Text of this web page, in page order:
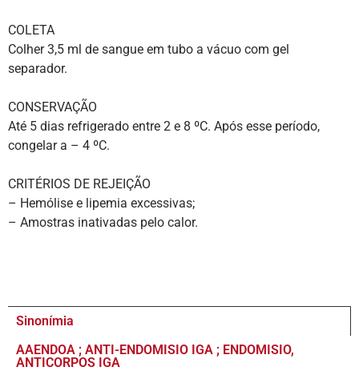
COLETA
Colher 3,5 ml de sangue em tubo a vácuo com gel
separador.
CONSERVAÇÃO
Até 5 dias refrigerado entre 2 e 8 ºC. Após esse período,
congelar a – 4 ºC.
CRITÉRIOS DE REJEIÇÃO
– Hemólise e lipemia excessivas;
– Amostras inativadas pelo calor.
Sinonímia
AAENDOA ; ANTI-ENDOMISIO IGA ; ENDOMISIO,
ANTICORPOS IGA